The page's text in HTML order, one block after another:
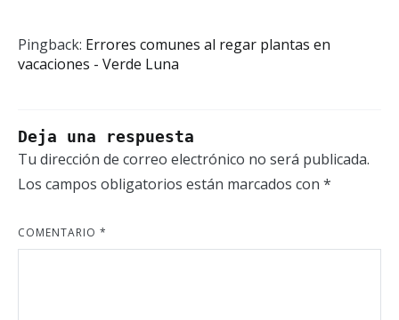
Pingback: Errores comunes al regar plantas en
vacaciones - Verde Luna
Deja una respuesta
Tu dirección de correo electrónico no será publicada.
Los campos obligatorios están marcados con *
COMENTARIO *